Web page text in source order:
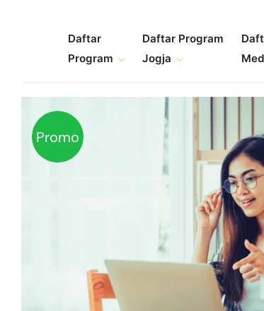
Daftar
Program
Daftar Program
Jogja
Promo